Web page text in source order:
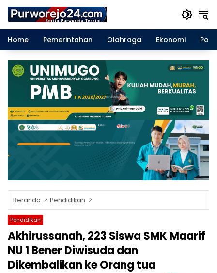
Langsung
konten
Home
Pemerintahan Olahraga Ekonomi
Beranda Pendidikan
Pendidikan
Akhirussanah, 223 Siswa SMK Maarif
NU 1 Bener Diwisuda dan
Dikembalikan ke Orang tua